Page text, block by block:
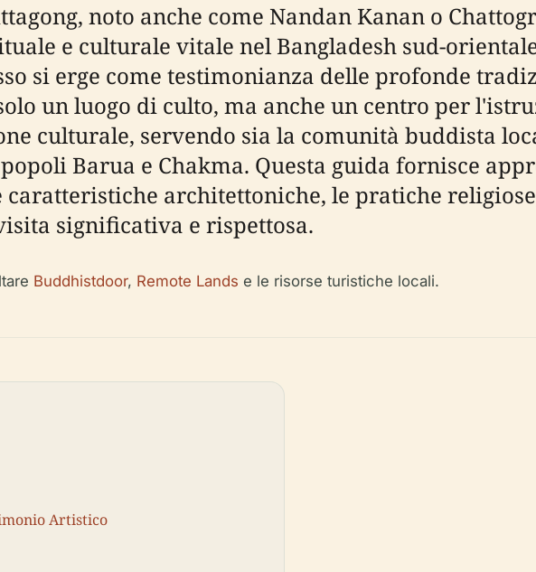
noto anche come Nandan Kanan o
e culturale vitale nel Bangladesh sud-
si erge come testimonianza delle profonde
un luogo di culto, ma anche un centro per
culturale, servendo sia la comunità buddista
Barua e Chakma. Questa guida fornisce
caratteristiche architettoniche, le pratiche
significativa e rispettosa.
Buddhistdoor, Remote Lands e le risorse turistiche locali.
Artistico